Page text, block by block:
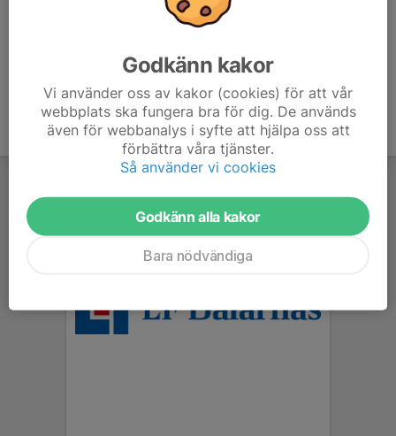
Godkänn kakor
Vi använder oss av kakor (cookies) för att vår
webbplats ska fungera bra för dig. De används
även för webbanalys i syfte att hjälpa oss att
förbättra våra tjänster.
Så använder vi cookies
Godkänn alla kakor
Bara nödvändiga